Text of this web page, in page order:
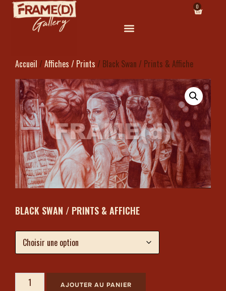
0
Accueil / Affiches / Prints / Black Swan / Prints & Affiche
BLACK SWAN / PRINTS & AFFICHE
AJOUTER AU PANIER